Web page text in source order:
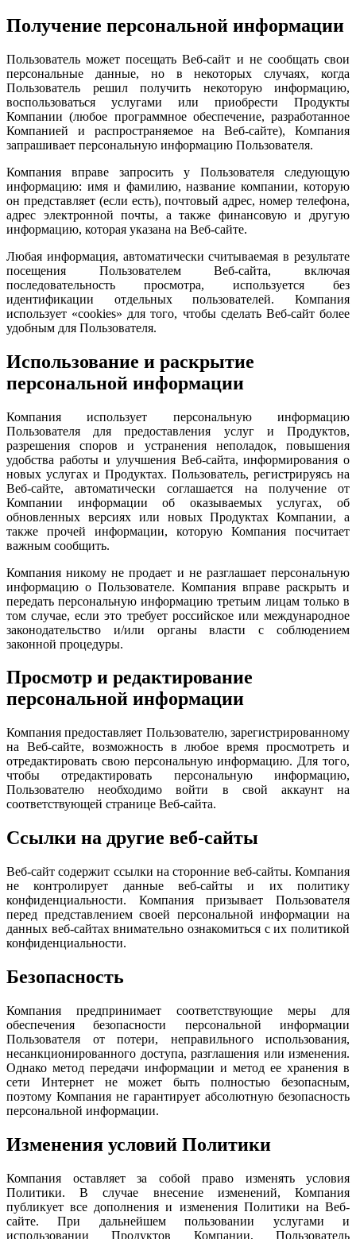
Получение персональной информации
Пользователь может посещать Веб-сайт и не сообщать свои
персональные данные, но в некоторых случаях, когда
Пользователь решил получить некоторую информацию,
воспользоваться услугами или приобрести Продукты
Компании (любое программное обеспечение, разработанное
Компанией и распространяемое на Веб-сайте), Компания
запрашивает персональную информацию Пользователя.
Компания вправе запросить у Пользователя следующую
информацию: имя и фамилию, название компании, которую
он представляет (если есть), почтовый адрес, номер телефона,
адрес электронной почты, а также финансовую и другую
информацию, которая указана на Веб-сайте.
Любая информация, автоматически считываемая в результате
посещения Пользователем Веб-сайта, включая
последовательность просмотра, используется без
идентификации отдельных пользователей. Компания
использует «cookies» для того, чтобы сделать Веб-сайт более
удобным для Пользователя.
Использование и раскрытие
персональной информации
Компания использует персональную информацию
Пользователя для предоставления услуг и Продуктов,
разрешения споров и устранения неполадок, повышения
удобства работы и улучшения Веб-сайта, информирования о
новых услугах и Продуктах. Пользователь, регистрируясь на
Веб-сайте, автоматически соглашается на получение от
Компании информации об оказываемых услугах, об
обновленных версиях или новых Продуктах Компании, а
также прочей информации, которую Компания посчитает
важным сообщить.
Компания никому не продает и не разглашает персональную
информацию о Пользователе. Компания вправе раскрыть и
передать персональную информацию третьим лицам только в
том случае, если это требует российское или международное
законодательство и/или органы власти с соблюдением
законной процедуры.
Просмотр и редактирование
персональной информации
Компания предоставляет Пользователю, зарегистрированному
на Веб-сайте, возможность в любое время просмотреть и
отредактировать свою персональную информацию. Для того,
чтобы отредактировать персональную информацию,
Пользователю необходимо войти в свой аккаунт на
соответствующей странице Веб-сайта.
Ссылки на другие веб-сайты
Веб-сайт содержит ссылки на сторонние веб-сайты. Компания
не контролирует данные веб-сайты и их политику
конфиденциальности. Компания призывает Пользователя
перед представлением своей персональной информации на
данных веб-сайтах внимательно ознакомиться с их политикой
конфиденциальности.
Безопасность
Компания предпринимает соответствующие меры для
обеспечения безопасности персональной информации
Пользователя от потери, неправильного использования,
несанкционированного доступа, разглашения или изменения.
Однако метод передачи информации и метод ее хранения в
сети Интернет не может быть полностью безопасным,
поэтому Компания не гарантирует абсолютную безопасность
персональной информации.
Изменения условий Политики
Компания оставляет за собой право изменять условия
Политики. В случае внесение изменений, Компания
публикует все дополнения и изменения Политики на Веб-
сайте. При дальнейшем пользовании услугами и
использовании Продуктов Компании, Пользователь